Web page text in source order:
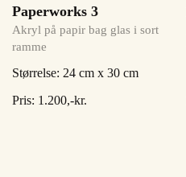
Paperworks 3
Akryl på papir bag glas i sort
ramme
Størrelse: 24 cm x 30 cm
Pris: 1.200,-kr.